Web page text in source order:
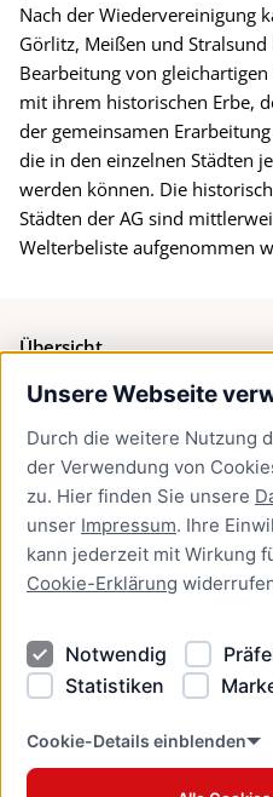
Unsere Webseite
Durch die weitere Nutzung
der Verwendung von
zu. Hier finden Sie unsere
unser Impressum. Ihre
kann jederzeit mit Wirkung
Cookie-Erklärung
Notwendig
Statistiken
Cookie-Details einblenden
Nach der Wiedervereinigung
Görlitz, Meißen und
Bearbeitung von
mit ihrem historischen Erbe,
der gemeinsamen
die in den einzelnen Städten
werden können. Die
Städten der AG sind
Welterbeliste aufgenommen
Übersicht
Bürgerservice
Presse
Newsletter Lübeck:kompakt
Kontakt
Kontakt
Datenschutzhinweise
Barrierefreiheit
Cookie Erklärung